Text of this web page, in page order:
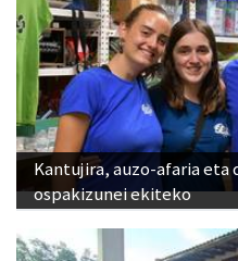
Kantujira, auzo-afaria
ospakizunei ekiteko